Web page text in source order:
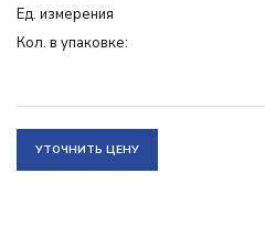
Ед. измерения
Кол. в упаковке:
УТОЧНИТЬ ЦЕНУ